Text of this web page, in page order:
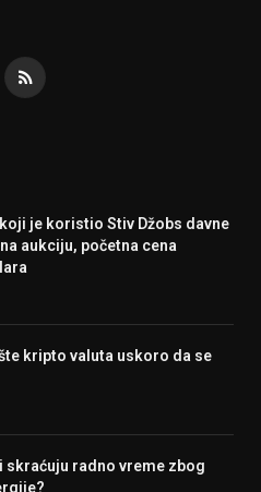
RSS
je koristio Stiv Džobs davne
aukciju, početna cena
kripto valuta uskoro da se
skraćuju radno vreme zbog